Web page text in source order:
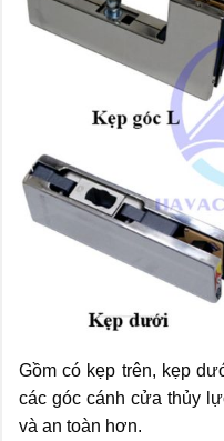
Gồm có kẹp trên, kẹp
các góc cánh cửa thủy
và an toàn hơn.